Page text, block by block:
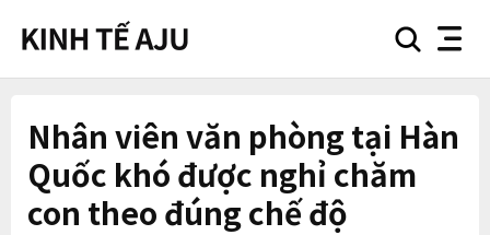
searchnav
Nhân viên văn phòng tại Hàn
Quốc khó được nghỉ chăm
con theo đúng chế độ